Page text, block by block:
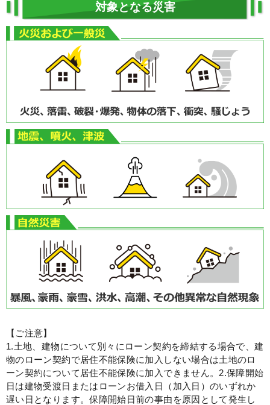
対象となる災害
【ご注意】
1.土地、建物について別々にローン契約を締結する場合で、建
物のローン契約で居住不能保険に加入しない場合は土地のロ
ーン契約について居住不能保険に加入できません。2.保障開始
日は建物受渡日またはローンお借入日（加入日）のいずれか
遅い日となります。保障開始日前の事由を原因として発生し